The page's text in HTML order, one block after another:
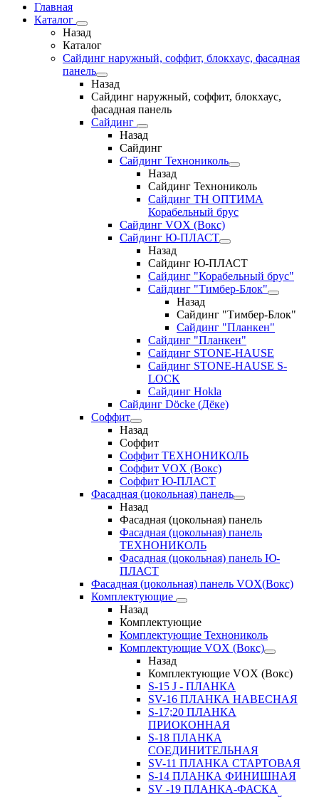
Главная
Каталог
Назад
Каталог
Сайдинг наружный, соффит, блокхаус, фасадная
панель
Назад
Сайдинг наружный, соффит, блокхаус,
фасадная панель
Сайдинг
Назад
Сайдинг
Сайдинг Технониколь
Назад
Сайдинг Технониколь
Сайдинг ТН ОПТИМА
Корабельный брус
Сайдинг VOX (Вокс)
Сайдинг Ю-ПЛАСТ
Назад
Сайдинг Ю-ПЛАСТ
Сайдинг "Корабельный брус"
Сайдинг "Тимбер-Блок"
Назад
Сайдинг "Тимбер-Блок"
Сайдинг "Планкен"
Сайдинг "Планкен"
Сайдинг STONE-HAUSE
Сайдинг STONE-HAUSE S-
LOCK
Сайдинг Hokla
Сайдинг Döcke (Дёке)
Соффит
Назад
Соффит
Соффит ТЕХНОНИКОЛЬ
Соффит VOX (Вокс)
Соффит Ю-ПЛАСТ
Фасадная (цокольная) панель
Назад
Фасадная (цокольная) панель
Фасадная (цокольная) панель
ТЕХНОНИКОЛЬ
Фасадная (цокольная) панель Ю-
ПЛАСТ
Фасадная (цокольная) панель VOX(Вокс)
Комплектующие
Назад
Комплектующие
Комплектующие Технониколь
Комплектующие VOX (Вокс)
Назад
Комплектующие VOX (Вокс)
S-15 J - ПЛАНКА
SV-16 ПЛАНКА НАВЕСНАЯ
S-17;20 ПЛАНКА
ПРИОКОННАЯ
S-18 ПЛАНКА
СОЕДИНИТЕЛЬНАЯ
SV-11 ПЛАНКА СТАРТОВАЯ
S-14 ПЛАНКА ФИНИШНАЯ
SV -19 ПЛАНКА-ФАСКА